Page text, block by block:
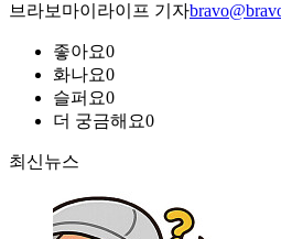
브라보마이라이프 기자
좋아요0
화나요0
슬퍼요0
더 궁금해요0
최신뉴스